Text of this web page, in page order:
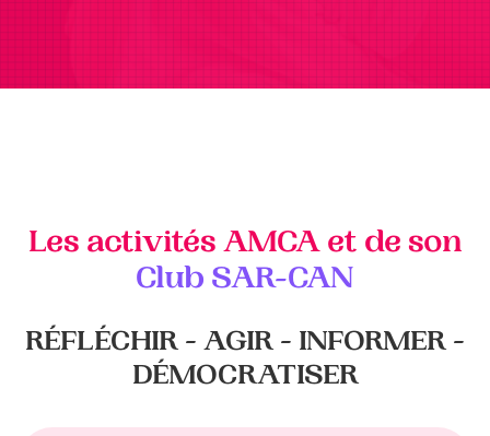
Les activités AMCA et de son
Club SAR-CAN
RÉFLÉCHIR - AGIR - INFORMER -
DÉMOCRATISER